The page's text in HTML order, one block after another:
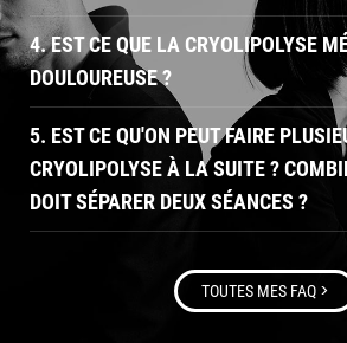
4. EST CE QUE LA CRYOLIPOLYSE
DOULOUREUSE ?
5. EST CE QU'ON PEUT FAIRE
CRYOLIPOLYSE À LA SUITE ?
DOIT SÉPARER DEUX SÉANCES ?
TOUTES MES FAQ >